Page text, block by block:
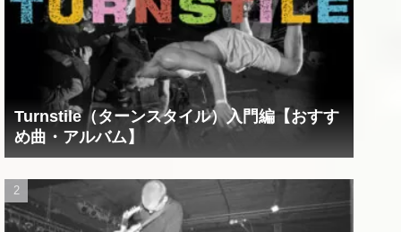
Turnstile（ターンスタイル）入門編【おすす
め曲・アルバム】